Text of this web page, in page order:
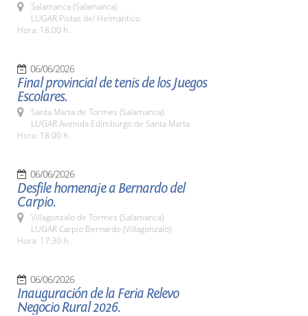
Salamanca (Salamanca)
LUGAR Pistas del Helmántico
Hora: 18:00 h.
06/06/2026
Final provincial de tenis de los Juegos
Escolares.
Santa Marta de Tormes (Salamanca)
LUGAR Avenida Edimburgo de Santa Marta
Hora: 18:00 h.
06/06/2026
Desfile homenaje a Bernardo del
Carpio.
Villagonzalo de Tormes (Salamanca)
LUGAR Carpio Bernardo (Villagonzalo)
Hora: 17:30 h.
06/06/2026
Inauguración de la Feria Relevo
Negocio Rural 2026.